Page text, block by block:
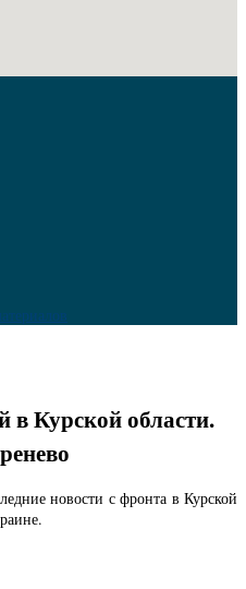
в Курской области.
новости с фронта в Курской